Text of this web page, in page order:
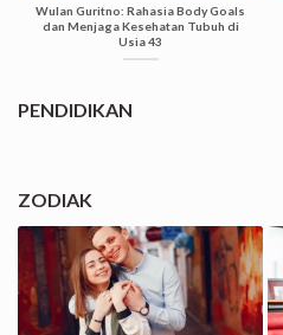
Wulan Guritno: Rahasia Body Goals
dan Menjaga Kesehatan Tubuh di
Usia 43
PENDIDIKAN
ZODIAK